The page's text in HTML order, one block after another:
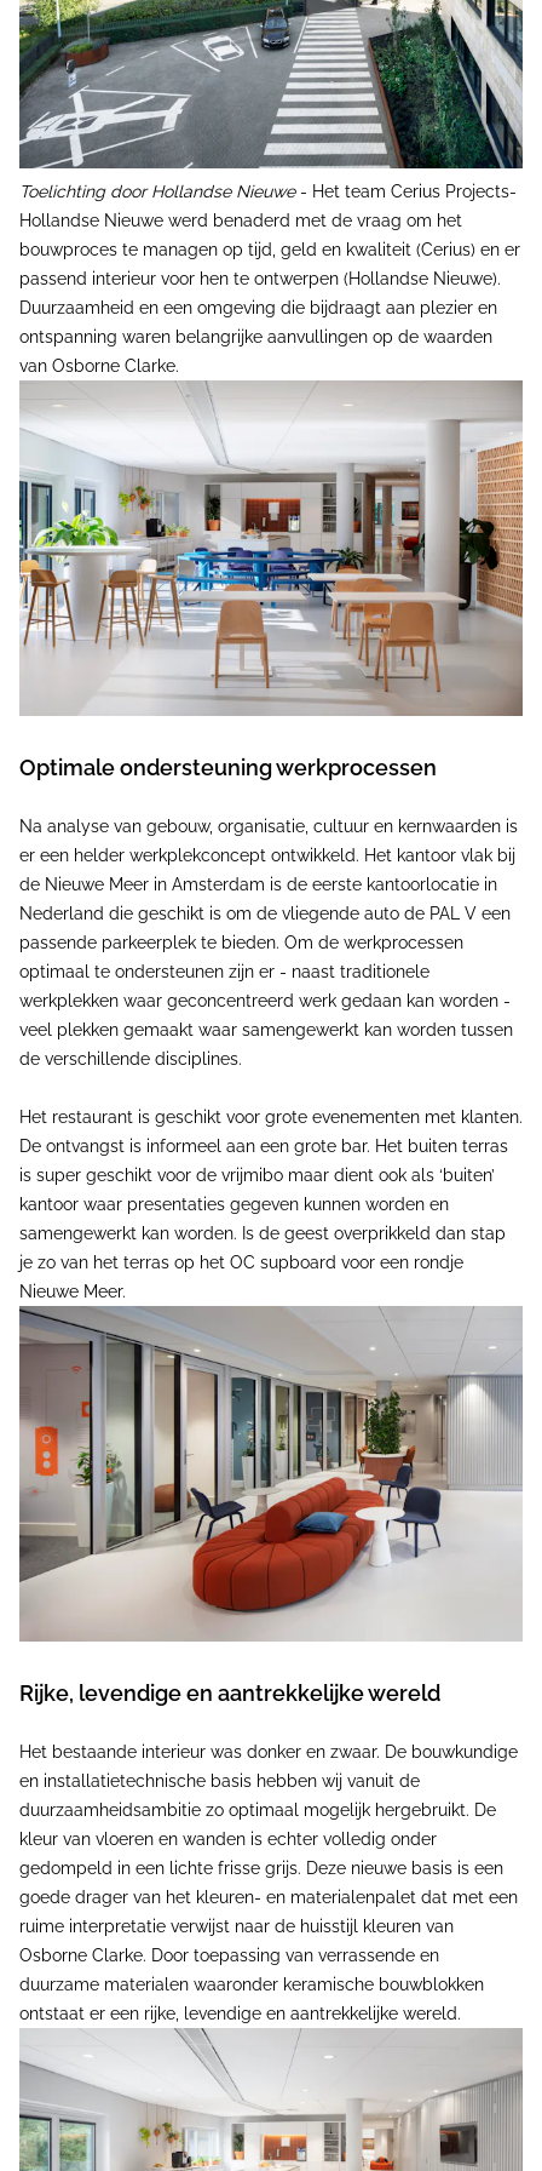
Toelichting door Hollandse Nieuwe- Het team Cerius Projects-
Hollandse Nieuwe werd benaderd met de vraag om het
bouwproces te managen op tijd, geld en kwaliteit (Cerius) en er
passend interieur voor hen te ontwerpen (Hollandse Nieuwe).
Duurzaamheid en een omgeving die bijdraagt aan plezier en
ontspanning waren belangrijke aanvullingen op de waarden
van Osborne Clarke.
Optimale ondersteuning werkprocessen
Na analyse van gebouw, organisatie, cultuur en kernwaarden is
er een helder werkplekconcept ontwikkeld. Het kantoor vlak bij
de Nieuwe Meer in Amsterdam is de eerste kantoorlocatie in
Nederland die geschikt is om de vliegende auto de PAL V een
passende parkeerplek te bieden. Om de werkprocessen
optimaal te ondersteunen zijn er - naast traditionele
werkplekken waar geconcentreerd werk gedaan kan worden -
veel plekken gemaakt waar samengewerkt kan worden tussen
de verschillende disciplines.
Het restaurant is geschikt voor grote evenementen met klanten.
De ontvangst is informeel aan een grote bar. Het buiten terras
is super geschikt voor de vrijmibo maar dient ook als ‘buiten’
kantoor waar presentaties gegeven kunnen worden en
samengewerkt kan worden. Is de geest overprikkeld dan stap
je zo van het terras op het OC supboard voor een rondje
Nieuwe Meer.
Rijke, levendige en aantrekkelijke wereld
Het bestaande interieur was donker en zwaar. De bouwkundige
en installatietechnische basis hebben wij vanuit de
duurzaamheidsambitie zo optimaal mogelijk hergebruikt. De
kleur van vloeren en wanden is echter volledig onder
gedompeld in een lichte frisse grijs. Deze nieuwe basis is een
goede drager van het kleuren- en materialenpalet dat met een
ruime interpretatie verwijst naar de huisstijl kleuren van
Osborne Clarke. Door toepassing van verrassende en
duurzame materialen waaronder keramische bouwblokken
ontstaat er een rijke, levendige en aantrekkelijke wereld.